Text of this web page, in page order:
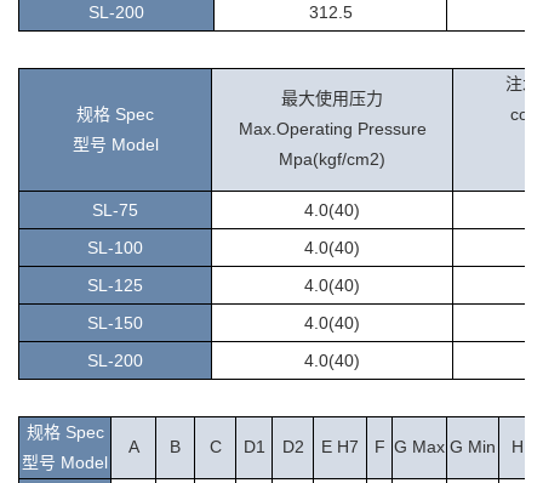
SL-200
312.5
规格 Spec
型号 Model
最大使用压力
Max.Operating Pressure
Mpa(kgf/cm2)
注
SL-75
4.0(40)
SL-100
4.0(40)
SL-125
4.0(40)
SL-150
4.0(40)
SL-200
4.0(40)
规格 Spec
型号 Model
A B C D1 D2 E H7 F G Max G Min H